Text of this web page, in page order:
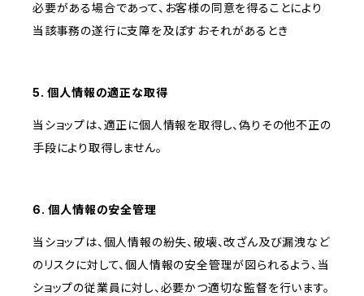
必要がある場合であって、お客様の同意を得ることにより
当該事務の遂行に支障を及ぼすおそれがあるとき
5. 個人情報の適正な取得
当ショップは、適正に個人情報を取得し、偽りその他不正の
手段により取得しません。
6. 個人情報の安全管理
当ショップは、個人情報の紛失、破壊、改ざん及び漏洩など
のリスクに対して、個人情報の安全管理が図られるよう、当
ショップの従業員に対し、必要かつ適切な監督を行います。